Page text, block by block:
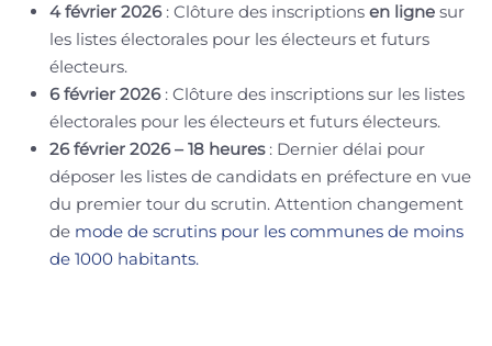
4 février 2026: Clôture des inscriptions en ligne sur
les listes électorales pour les électeurs et futurs
électeurs.
6 février 2026: Clôture des inscriptions sur les listes
électorales pour les électeurs et futurs électeurs.
26 février 2026 – 18 heures: Dernier délai pour
déposer les listes de candidats en préfecture en vue
du premier tour du scrutin. Attention changement
de mode de scrutins pour les communes de moins
de 1000 habitants.